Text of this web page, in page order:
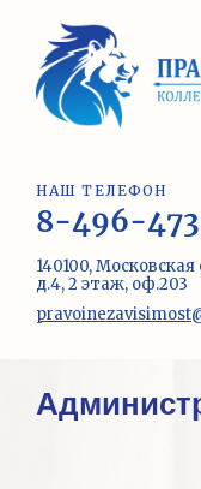
НАШ ТЕЛЕФОН
8-496-
140100,
д.4, 2 этаж, оф.203